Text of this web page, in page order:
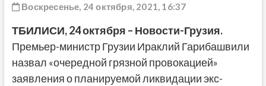
Воскресенье, 24 октября, 2021, 16:37
ТБИЛИСИ, 24 октября – Новости-Грузия.
Премьер-министр Грузии Ираклий Гарибашвили
назвал «очередной грязной провокацией»
заявления о планируемой ликвидации экс-